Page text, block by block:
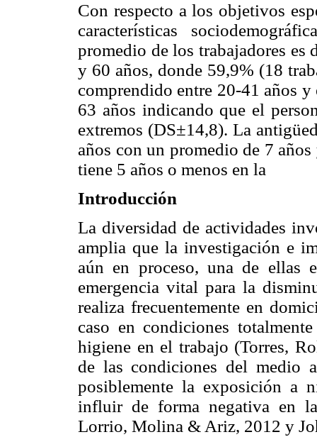
Con respecto a los objetivos
características
promedio de los trabajadores es
y 60 años, donde 59,9% (18
comprendido entre 20-41 años
63 años indicando que el
extremos (DS±14,8). La
años con un promedio de 7
tiene 5 años o menos en la
Introducción
La diversidad de actividades
amplia que la investigación e
aún en proceso, una de ellas
emergencia vital para la
realiza frecuentemente en
caso en condiciones
higiene en el trabajo (Torres,
de las condiciones del medio
posiblemente la exposición a
influir de forma negativa en
Lorrio, Molina & Ariz, 2012 y